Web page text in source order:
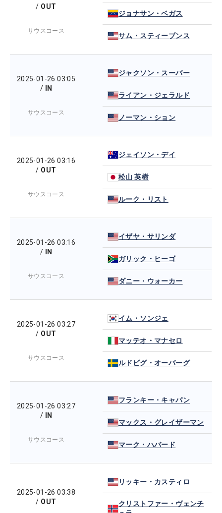
/ OUT
サウスコース
ジョナサン・ベガス
サム・スティーブンス
2025-01-26 03:05
/
IN
サウスコース
ジャクソン・スーバー
ライアン・ジェラルド
ノーマン・ション
2025-01-26 03:16
/ OUT
サウスコース
ジェイソン・デイ
松山 英樹
ルーク・リスト
2025-01-26 03:16
/
IN
サウスコース
イザヤ・サリンダ
ガリック・ヒーゴ
ダニー・ウォーカー
2025-01-26 03:27
/ OUT
サウスコース
イム・ソンジェ
マッテオ・マナセロ
ルドビグ・オーバーグ
2025-01-26 03:27
/
IN
サウスコース
フランキー・キャパン
マックス・グレイザーマン
マーク・ハバード
2025-01-26 03:38
/ OUT
リッキー・カスティロ
クリストファー・ヴェンチ